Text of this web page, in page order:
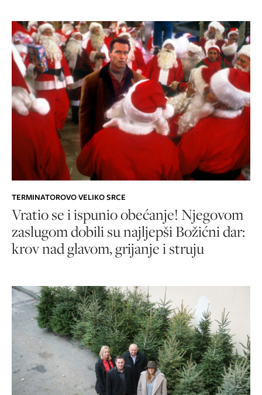
TERMINATOROVO VELIKO SRCE
Vratio se i ispunio obećanje! Njegovom
zaslugom dobili su najljepši Božićni dar:
krov nad glavom, grijanje i struju